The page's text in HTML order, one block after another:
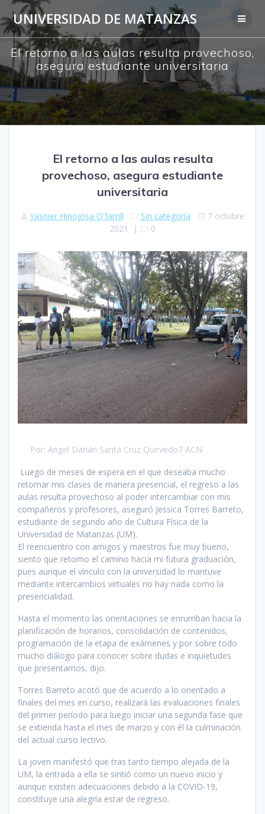
Saltar
al
contenido
UNIVERSIDAD DE MATANZAS
El retorno a las aulas resulta provechoso,
asegura estudiante universitaria
El retorno a las aulas resulta
provechoso, asegura estudiante
universitaria
Yasnier Hinojosa O'farrill Sin categoría
7 octubre
2021
| 0
Por: Angel Darián Santa Cruz Quevedo7 ACN
Luego de meses de espera en el que deseaba mucho
retomar mis clases de manera presencial, el regreso a las
aulas resulta provechoso al poder intercambiar con mis
compañeros y profesores, aseguró Jessica Torres Barreto,
estudiante de segundo año de Cultura Física de la
Universidad de Matanzas (UM).
El reencuentro con amigos y maestros fue muy bueno,
siento que retomo el camino hacia mi futura graduación,
pues aunque el vínculo con la universidad lo mantuve
mediante intercambios virtuales no hay nada como la
presencialidad.
Hasta el momento las orientaciones se enrumban hacia la
planificación de horarios, consolidación de contenidos,
programación de la etapa de exámenes y por sobre todo
mucho diálogo para conocer sobre dudas e inquietudes
que presentamos, dijo.
Torres Barreto acotó que de acuerdo a lo orientado a
finales del mes en curso, realizará las evaluaciones finales
del primer período para luego iniciar una segunda fase que
se extienda hasta el mes de marzo y con él la culminación
del actual curso lectivo.
La joven manifestó que tras tanto tiempo alejada de la
UM, la entrada a ella se sintió como un nuevo inicio y
aunque existen adecuaciones debido a la COVID-19,
constituye una alegría estar de regreso.